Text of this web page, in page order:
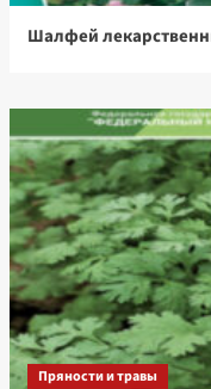
Шалфей
Пряности и травы